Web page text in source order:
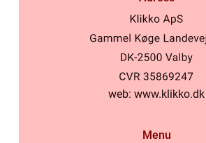
web: www.klikko.dk
Menu